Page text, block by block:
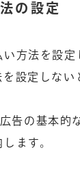
の設定
方法を設
設定しな
告の基本的
ます。